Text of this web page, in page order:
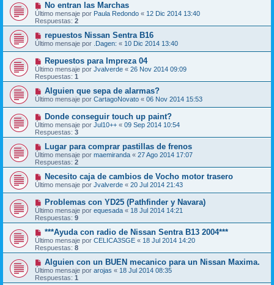
No entran las Marchas
Último mensaje por Paula Redondo « 12 Dic 2014 13:40
Respuestas: 2
repuestos Nissan Sentra B16
Último mensaje por .Dagen: « 10 Dic 2014 13:40
Repuestos para Impreza 04
Último mensaje por Jvalverde « 26 Nov 2014 09:09
Respuestas: 1
Alguien que sepa de alarmas?
Último mensaje por CartagoNovato « 06 Nov 2014 15:53
Donde conseguir touch up paint?
Último mensaje por Jul10++ « 09 Sep 2014 10:54
Respuestas: 3
Lugar para comprar pastillas de frenos
Último mensaje por maemiranda « 27 Ago 2014 17:07
Respuestas: 2
Necesito caja de cambios de Vocho motor trasero
Último mensaje por Jvalverde « 20 Jul 2014 21:43
Problemas con YD25 (Pathfinder y Navara)
Último mensaje por equesada « 18 Jul 2014 14:21
Respuestas: 9
***Ayuda con radio de Nissan Sentra B13 2004***
Último mensaje por CELICA3SGE « 18 Jul 2014 14:20
Respuestas: 8
Alguien con un BUEN mecanico para un Nissan Maxima.
Último mensaje por arojas « 18 Jul 2014 08:35
Respuestas: 1